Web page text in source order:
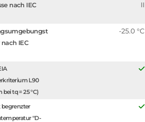
nach IEC
II
IEC
-25.0 °C
L90
bei tq = 25 °C)
"D-